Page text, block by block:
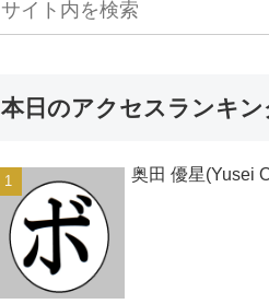
本日のアクセスランキン
奥田 優星(Yusei